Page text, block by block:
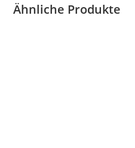
Ähnliche Produkte